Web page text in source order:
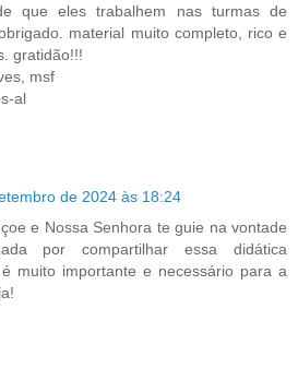
que eles trabalhem nas turmas de
material muito completo, rico e
gratidão!!!
msf
al
de 2024 às 18:24
e Nossa Senhora te guie na vontade
por compartilhar essa didática
muito importante e necessário para a